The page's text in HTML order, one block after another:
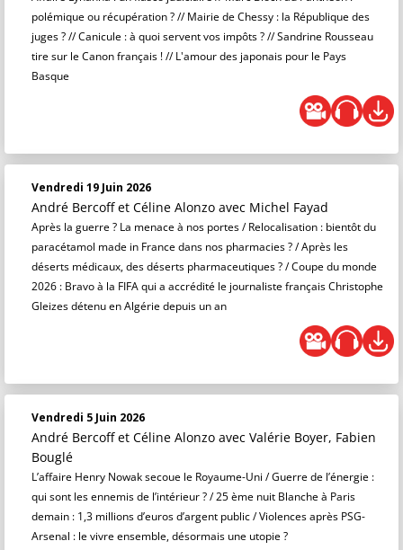
polémique ou récupération ? // Mairie de Chessy : la République des
juges ? // Canicule : à quoi servent vos impôts ? // Sandrine Rousseau
tire sur le Canon français ! // L'amour des japonais pour le Pays
Basque
Vendredi 19 Juin 2026
André Bercoff et Céline Alonzo avec Michel Fayad
Après la guerre ? La menace à nos portes / Relocalisation : bientôt du
paracétamol made in France dans nos pharmacies ? / Après les
déserts médicaux, des déserts pharmaceutiques ? / Coupe du monde
2026 : Bravo à la FIFA qui a accrédité le journaliste français Christophe
Gleizes détenu en Algérie depuis un an
Vendredi 5 Juin 2026
André Bercoff et Céline Alonzo avec Valérie Boyer, Fabien
Bouglé
L’affaire Henry Nowak secoue le Royaume-Uni / Guerre de l’énergie :
qui sont les ennemis de l’intérieur ? / 25 ème nuit Blanche à Paris
demain : 1,3 millions d’euros d’argent public / Violences après PSG-
Arsenal : le vivre ensemble, désormais une utopie ?